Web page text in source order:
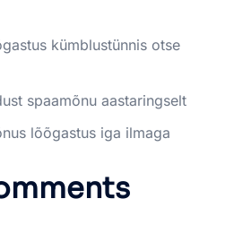
kümblustünnis otse
spaamõnu aastaringselt
lõõgastus iga ilmaga